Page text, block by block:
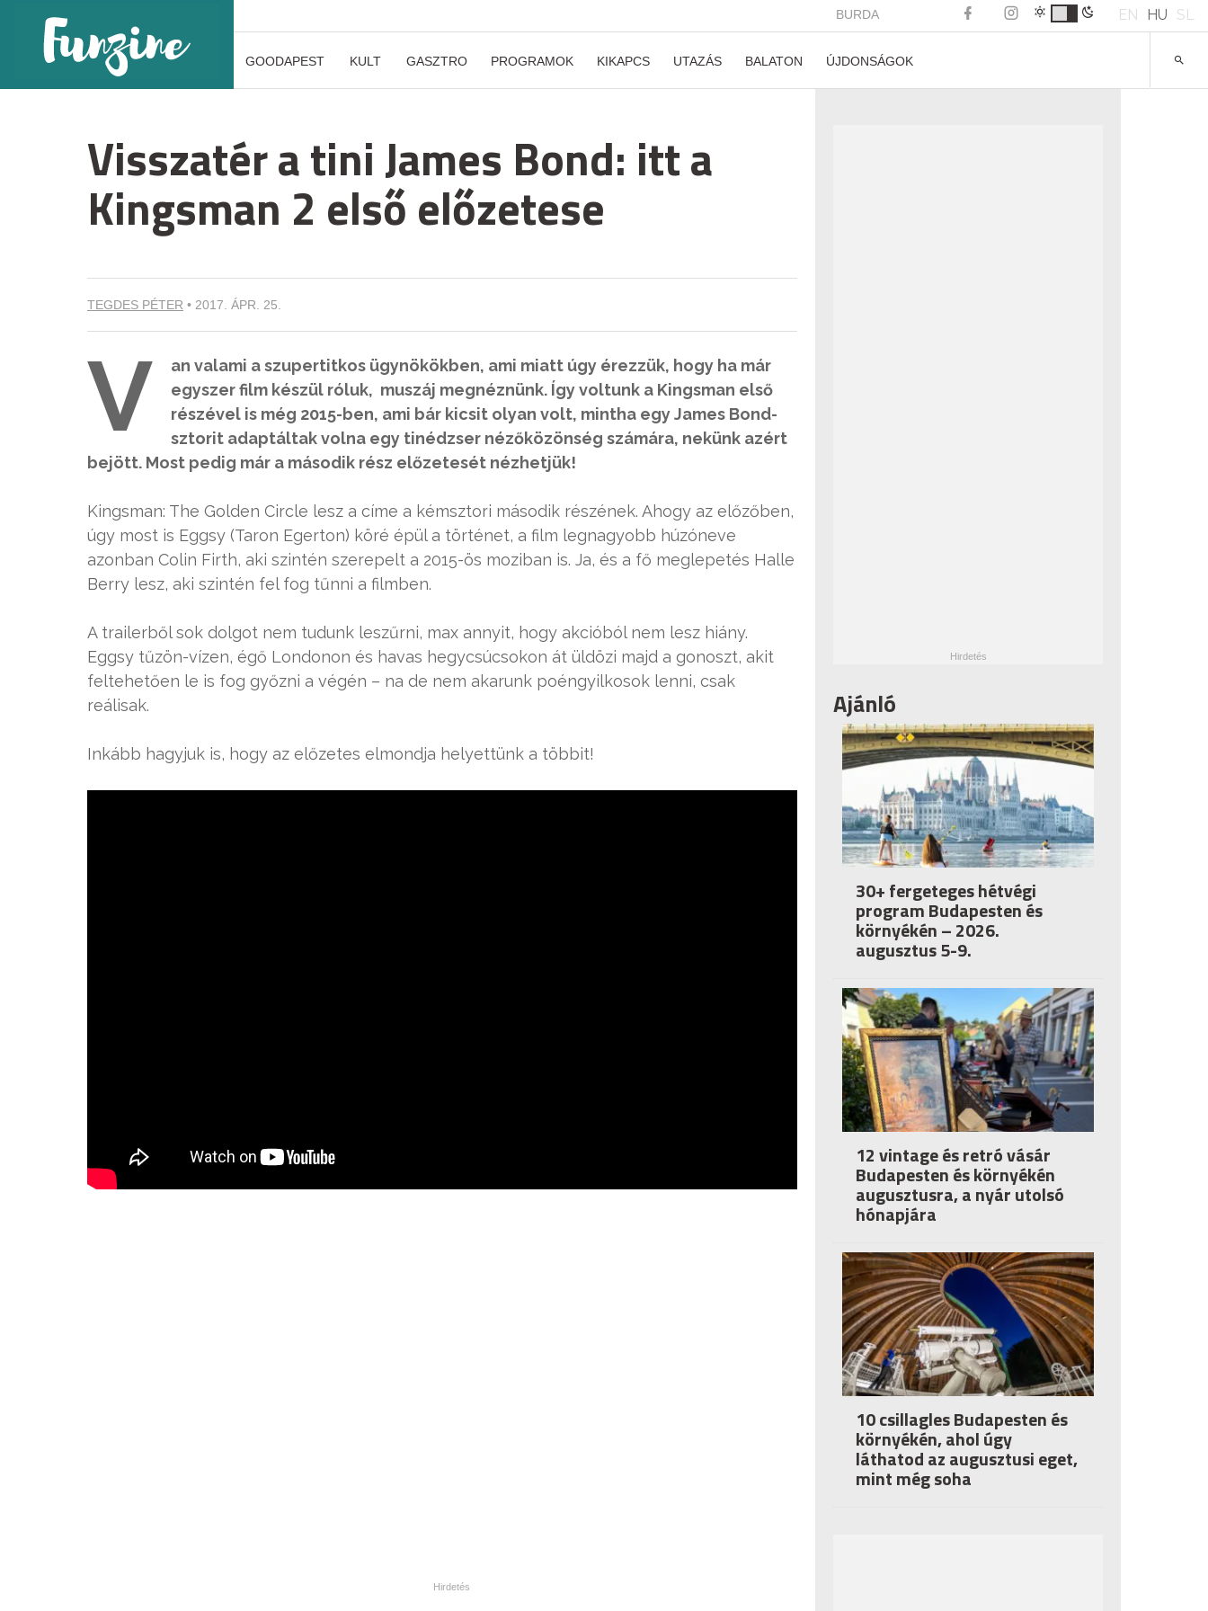
BURDA EN HU SL
GOODAPEST KULT GASZTRO PROGRAMOK KIKAPCS UTAZÁS BALATON ÚJDONSÁGOK
Visszatér a tini James Bond: itt a
Kingsman 2 első előzetese
TEGDES PÉTER • 2017. ÁPR. 25.
V
an valami a szupertitkos ügynökökben, ami miatt úgy érezzük, hogy ha már
egyszer film készül róluk, muszáj megnéznünk. Így voltunk a Kingsman első
részével is még 2015-ben, ami bár kicsit olyan volt, mintha egy James Bond-
sztorit adaptáltak volna egy tinédzser nézőközönség számára, nekünk azért
bejött. Most pedig már a második rész előzetesét nézhetjük!
Kingsman: The Golden Circle lesz a címe a kémsztori második részének. Ahogy az előzőben,
úgy most is Eggsy (Taron Egerton) köré épül a történet, a film legnagyobb húzóneve
azonban Colin Firth, aki szintén szerepelt a 2015-ös moziban is. Ja, és a fő meglepetés Halle
Berry lesz, aki szintén fel fog tűnni a filmben.
A trailerből sok dolgot nem tudunk leszűrni, max annyit, hogy akcióból nem lesz hiány.
Eggsy tűzön-vízen, égő Londonon és havas hegycsúcsokon át üldözi majd a gonoszt, akit
feltehetően le is fog győzni a végén – na de nem akarunk poéngyilkosok lenni, csak
reálisak.
Inkább hagyjuk is, hogy az előzetes elmondja helyettünk a többit!
Ajánló
30+ fergeteges hétvégi
program Budapesten és
környékén – 2026.
augusztus 5-9.
12 vintage és retró vásár
Budapesten és környékén
augusztusra, a nyár utolsó
hónapjára
10 csillagles Budapesten és
környékén, ahol úgy
láthatod az augusztusi eget,
mint még soha